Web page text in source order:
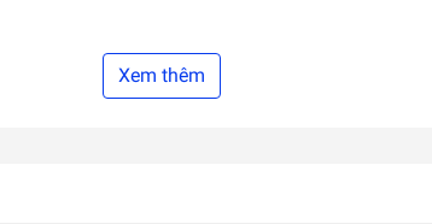
Xem thêm